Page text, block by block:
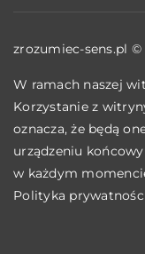
zrozumiec-sens.pl ©
W ramach naszej
Korzystanie z
oznacza, że będą
urządzeniu
w każdym
Polityka